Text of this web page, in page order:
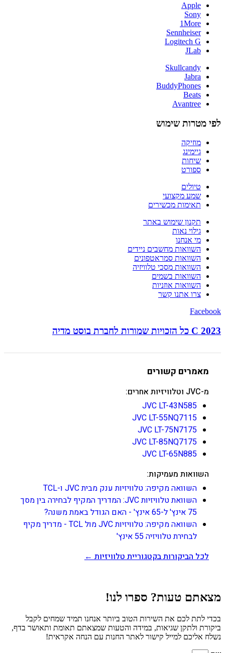
Apple
Sony
1More
Sennheiser
Logitech G
JLab
Skullcandy
Jabra
BuddyPhones
Beats
Avantree
לפי מטרות שימוש
מוזיקה
גיימינג
שיחות
ספורט
טיולים
שמע מקצועי
תאימות מכשירים
תקנון שימוש באתר
גילוי נאות
מי אנחנו
השוואות מחשבים ניידים
השוואות סמראטפונים
השוואות מסכי טלוויזיה
השוואות בשמים
השוואות אוזניות
צרו אתנו קשר
Facebook
C 2023 כל הזכויות שמורות לחברת בוסט מדיה
מאמרים קשורים
מ-JVC וטלוויזיות אחרים:
JVC LT-43N585
JVC LT-55NQ7115
JVC LT-75N7175
JVC LT-85NQ7175
JVC LT-65N885
השוואות מעמיקות:
השוואה מקיפה: טלוויזיות ענק מבית JVC ו-TCL
השוואת טלוויזיות JVC: המדריך המקיף לבחירה בין מסך
75 אינץ' ל-65 אינץ' - האם הגודל באמת משנה?
השוואה מקיפה: טלוויזיות JVC מול TCL - מדריך מקיף
לבחירת טלוויזיה 55 אינץ'
לכל הביקורות בקטגוריית טלוויזיות ←
מצאתם טעות? ספרו לנו!
בכדי לתת לכם את השירות הטוב ביותר אנחנו תמיד שמחים לקבל
ביקורת ולתקן שגיאות, במידה והטעות שמצאתם תאומת ותאושר בדף,
נשלח אליכם למייל קישור לאתר החנות עם הנחה אקראית!